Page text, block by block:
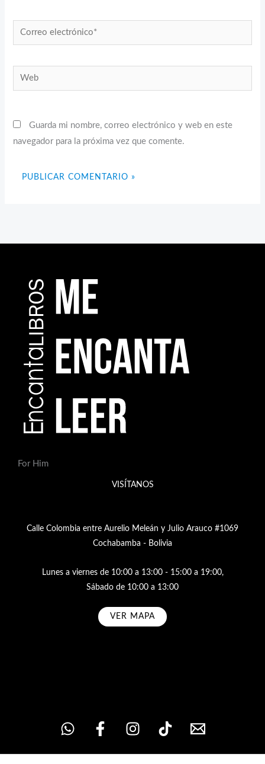
Correo
electrónico*
Web
Guarda mi nombre, correo electrónico y web en este
navegador para la próxima vez que comente.
For Him
VISÍTANOS
Calle Colombia entre Aurelio Meleán y Julio Arauco #1069
Cochabamba - Bolivia
Lunes a viernes de 10:00 a 13:00 - 15:00 a 19:00,
Sábado de 10:00 a 13:00
VER MAPA